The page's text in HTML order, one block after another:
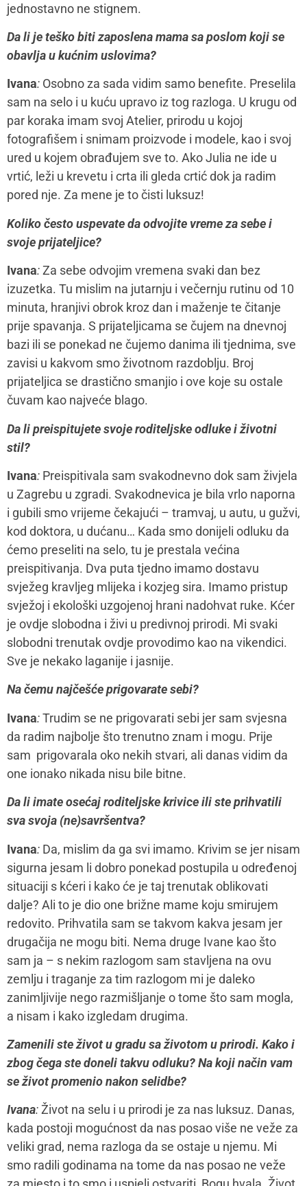
jednostavno ne stignem.
Da li je teško biti zaposlena mama sa poslom koji se
obavlja u kućnim uslovima?
Ivana: Osobno za sada vidim samo benefite. Preselila
sam na selo i u kuću upravo iz tog razloga. U krugu od
par koraka imam svoj Atelier, prirodu u kojoj
fotografišem i snimam proizvode i modele, kao i svoj
ured u kojem obrađujem sve to. Ako Julia ne ide u
vrtić, leži u krevetu i crta ili gleda crtić dok ja radim
pored nje. Za mene je to čisti luksuz!
Koliko često uspevate da odvojite vreme za sebe i
svoje prijateljice?
Ivana:Za sebe odvojim vremena svaki dan bez
izuzetka. Tu mislim na jutarnju i večernju rutinu od 10
minuta, hranjivi obrok kroz dan i maženje te čitanje
prije spavanja. S prijateljicama se čujem na dnevnoj
bazi ili se ponekad ne čujemo danima ili tjednima, sve
zavisi u kakvom smo životnom razdoblju. Broj
prijateljica se drastično smanjio i ove koje su ostale
čuvam kao najveće blago.
Da li preispitujete svoje roditeljske odluke i životni
stil?
Ivana: Preispitivala sam svakodnevno dok sam živjela
u Zagrebu u zgradi. Svakodnevica je bila vrlo naporna
i gubili smo vrijeme čekajući – tramvaj, u autu, u gužvi,
kod doktora, u dućanu… Kada smo donijeli odluku da
ćemo preseliti na selo, tu je prestala većina
preispitivanja. Dva puta tjedno imamo dostavu
svježeg kravljeg mlijeka i kozjeg sira. Imamo pristup
svježoj i ekološki uzgojenoj hrani nadohvat ruke. Kćer
je ovdje slobodna i živi u predivnoj prirodi. Mi svaki
slobodni trenutak ovdje provodimo kao na vikendici.
Sve je nekako laganije i jasnije.
Na čemu najčešće prigovarate sebi?
Ivana:Trudim se ne prigovarati sebi jer sam svjesna
da radim najbolje što trenutno znam i mogu. Prije
sam prigovarala oko nekih stvari, ali danas vidim da
one ionako nikada nisu bile bitne.
Da li imate osećaj roditeljske krivice ili ste prihvatili
sva svoja (ne)savršentva?
Ivana: Da, mislim da ga svi imamo. Krivim se jer nisam
sigurna jesam li dobro ponekad postupila u određenoj
situaciji s kćeri i kako će je taj trenutak oblikovati
dalje? Ali to je dio one brižne mame koju smirujem
redovito. Prihvatila sam se takvom kakva jesam jer
drugačija ne mogu biti. Nema druge Ivane kao što
sam ja – s nekim razlogom sam stavljena na ovu
zemlju i traganje za tim razlogom mi je daleko
zanimljivije nego razmišljanje o tome što sam mogla,
a nisam i kako izgledam drugima.
Zamenili ste život u gradu sa životom u prirodi. Kako i
zbog čega ste doneli takvu odluku? Na koji način vam
se život promenio nakon selidbe?
Ivana:Život na selu i u prirodi je za nas luksuz. Danas,
kada postoji mogućnost da nas posao više ne veže za
veliki grad, nema razloga da se ostaje u njemu. Mi
smo radili godinama na tome da nas posao ne veže